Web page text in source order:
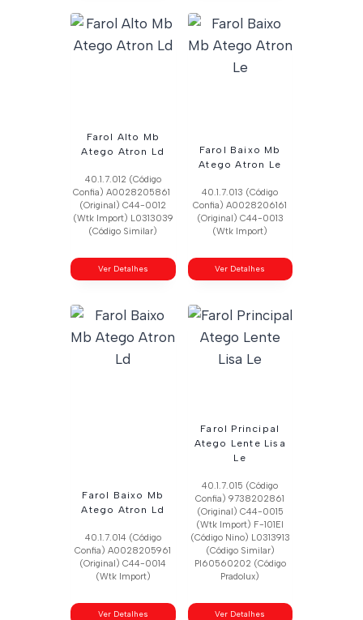
Farol Alto Mb
Atego Atron Ld
40.1.7.012 (Código
Confia) A0028205861
(Original) C44-0012
(Wtk Import) L0313039
(Código Similar)
Ver Detalhes
Farol Baixo Mb
Atego Atron Le
40.1.7.013 (Código
Confia) A0028206161
(Original) C44-0013
(Wtk Import)
Ver Detalhes
Farol Baixo Mb
Atego Atron Ld
40.1.7.014 (Código
Confia) A0028205961
(Original) C44-0014
(Wtk Import)
Ver Detalhes
Farol Principal
Atego Lente Lisa
Le
40.1.7.015 (Código
Confia) 9738202861
(Original) C44-0015
(Wtk Import) F-101El
(Código Nino) L0313913
(Código Similar)
Pl60560202 (Código
Pradolux)
Ver Detalhes